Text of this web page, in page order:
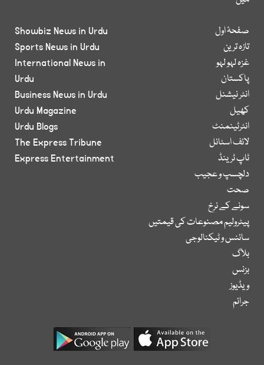
صفحۂ اول
تازہ ترین
غزہ لہو لہو
پاکستان
انٹر نیشنل
کھیل
انٹرٹینمنٹ
لائف اسٹائل
ٹاپ ٹرینڈ
دلچسپ و عجیب
صحت
سونے کے نرخ
پیٹرولیم مصنوعات کی قیمتیں
سائنس و ٹیکنالوجی
بلاگ
بزنس
ویڈیوز
جرائم
Showbiz News in Urdu
Sports News in Urdu
International News in
Urdu
Business News in Urdu
Urdu Magazine
Urdu Blogs
The Express Tribune
Express Entertainment